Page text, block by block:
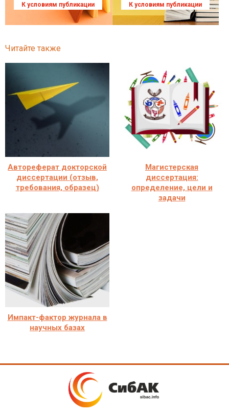
К условиям публикации К условиям публикации
Читайте также
Автореферат докторской
диссертации (отзыв,
требования, образец)
Магистерская
диссертация:
определение, цели и
задачи
Импакт-фактор журнала в
научных базах